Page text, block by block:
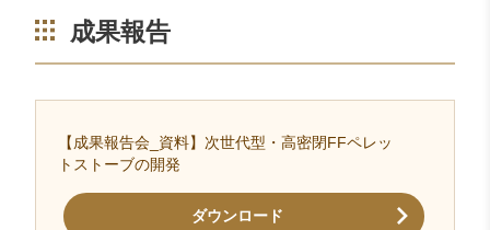
成果報告
【成果報告会_資料】次世代型・高密閉FFペレッ
トストーブの開発
ダウンロード